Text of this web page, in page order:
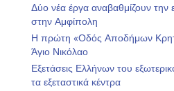
Δύο νέα έργα αναβαθμίζουν την
στην Αμφίπολη
Η πρώτη «Οδός Αποδήμων
Άγιο Νικόλαο
Εξετάσεις Ελλήνων του
τα εξεταστικά κέντρα